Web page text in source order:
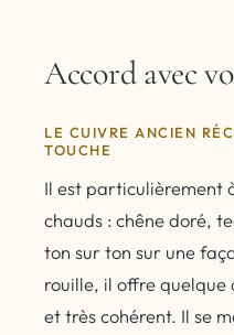
Accord avec
LE CUIVRE ANCIEN
TOUCHE
Il est particulièrement
chauds : chêne doré,
ton sur ton sur une
rouille, il offre quelque
et très cohérent. Il se